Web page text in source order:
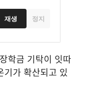
재생 정지
학금 기탁이 잇따
기가 확산되고 있